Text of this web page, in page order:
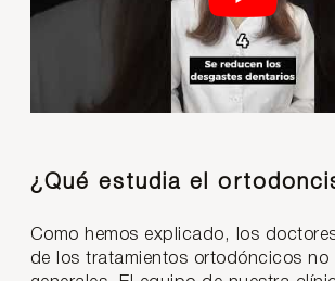
¿Qué estudia el
Como hemos explicado, los
de los tratamientos ortodóncicos no